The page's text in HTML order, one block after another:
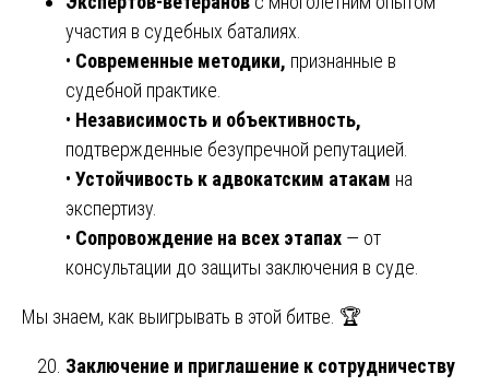
участия в судебных баталиях.
• Современные методики, признанные в
судебной практике.
• Независимость и объективность,
подтвержденные безупречной репутацией.
• Устойчивость к адвокатским атакам на
экспертизу.
• Сопровождение на всех этапах — от
консультации до защиты заключения в суде.
Мы знаем, как выигрывать в этой битве. 🏆
Заключение и приглашение к сотрудничеству